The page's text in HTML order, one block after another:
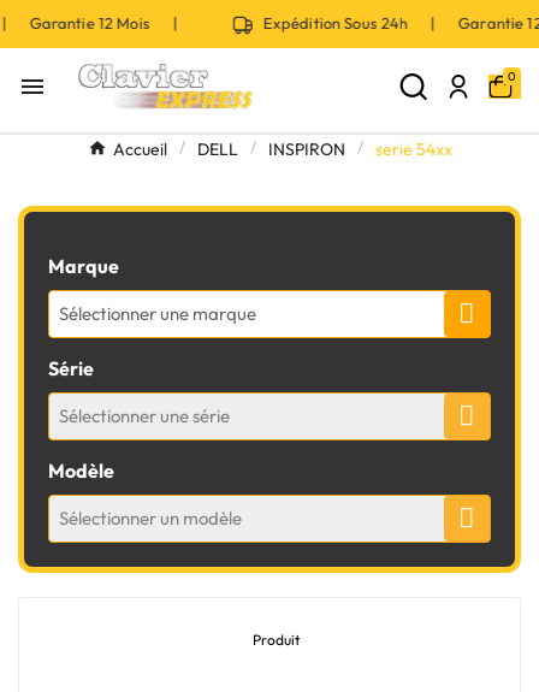
| Garantie 12 Mois | Expédition Sous 24h | Garantie
 0
Accueil DELL INSPIRON serie 54xx
Marque
Sélectionner une marque
Série
Sélectionner une série
Modèle
Sélectionner un modèle
Produit